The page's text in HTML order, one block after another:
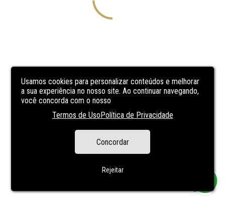
Usamos cookies para personalizar conteúdos e melhorar
a sua experiência no nosso site. Ao continuar navegando,
você concorda com o nosso
Termos de UsoPolítica de Privacidade
Concordar
Rejeitar